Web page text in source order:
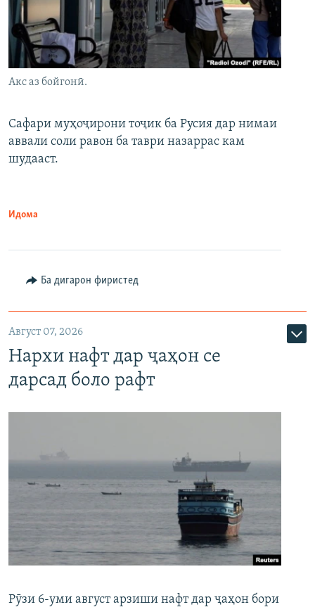
Акс аз бойгонӣ.
Сафари муҳоҷирони тоҷик ба Русия дар нимаи
аввали соли равон ба таври назаррас кам
шудааст.
Идома
Ба дигарон фиристед
Август 07, 2026
Нархи нафт дар ҷаҳон се
дарсад боло рафт
Рӯзи 6-уми август арзиши нафт дар ҷаҳон бори